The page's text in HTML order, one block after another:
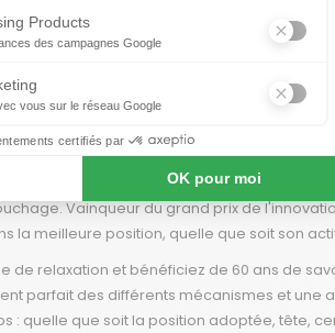
design épuré. Vous voulez un sommier
le sommier de relaxation Alta !
pour s'accorder avec modernité à
teintes, finitions Succombez au plaisir
Pocket Spring 952 ressorts
Vainqueur du grand prix de
la meilleure position, quelle que soit son
de relaxation et bénéficiez de 60 ans de
parfait des différents mécanismes et une
quelle que soit la position adoptée, tête,